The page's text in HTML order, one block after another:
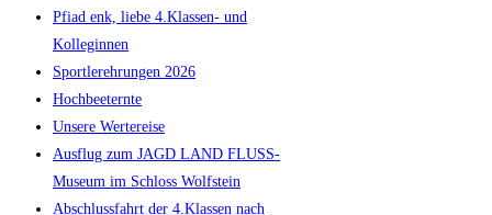
Pfiad enk, liebe 4.Klassen- und
Kolleginnen
Sportlerehrungen 2026
Hochbeeternte
Unsere Wertereise
Ausflug zum JAGD LAND FLUSS-
Museum im Schloss Wolfstein
Abschlussfahrt der 4.Klassen nach